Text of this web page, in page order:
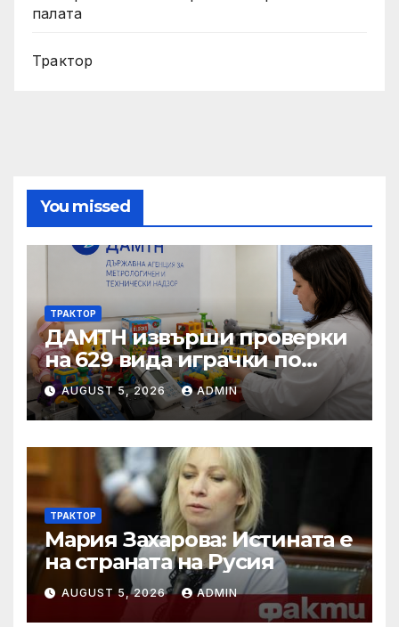
палата
Трактор
You missed
ТРАКТОР
ДАМТН извърши проверки
на 629 вида играчки по
повод Деня на детето
AUGUST 5, 2026 ADMIN
ТРАКТОР
Мария Захарова: Истината е
на страната на Русия
AUGUST 5, 2026 ADMIN